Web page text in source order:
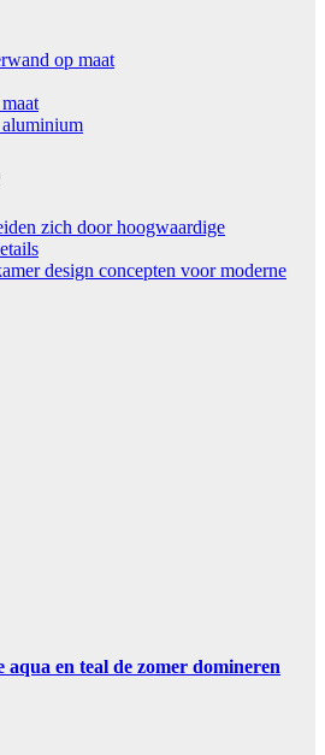
op maat
aluminium
zich door hoogwaardige
design concepten voor moderne
en teal de zomer domineren